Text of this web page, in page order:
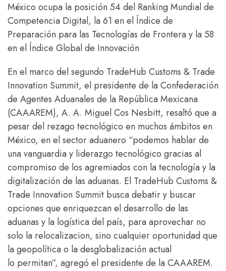
México ocupa la posición 54 del Ranking Mundial de
Competencia Digital, la 61 en el Índice de
Preparación para las Tecnologías de Frontera y la 58
en el Índice Global de Innovación
En el marco del segundo TradeHub Customs & Trade
Innovation Summit, el presidente de la Confederación
de Agentes Aduanales de la República Mexicana
(CAAAREM), A. A. Miguel Cos Nesbitt, resaltó que a
pesar del rezago tecnológico en muchos ámbitos en
México, en el sector aduanero “podemos hablar de
una vanguardia y liderazgo tecnológico gracias al
compromiso de los agremiados con la tecnología y la
digitalización de las aduanas. El TradeHub Customs &
Trade Innovation Summit busca debatir y buscar
opciones que enriquezcan el desarrollo de las
aduanas y la logística del país, para aprovechar no
solo la relocalizacion, sino cualquier oportunidad que
la geopolítica o la desglobalización actual
lo permitan”, agregó el presidente de la CAAAREM.